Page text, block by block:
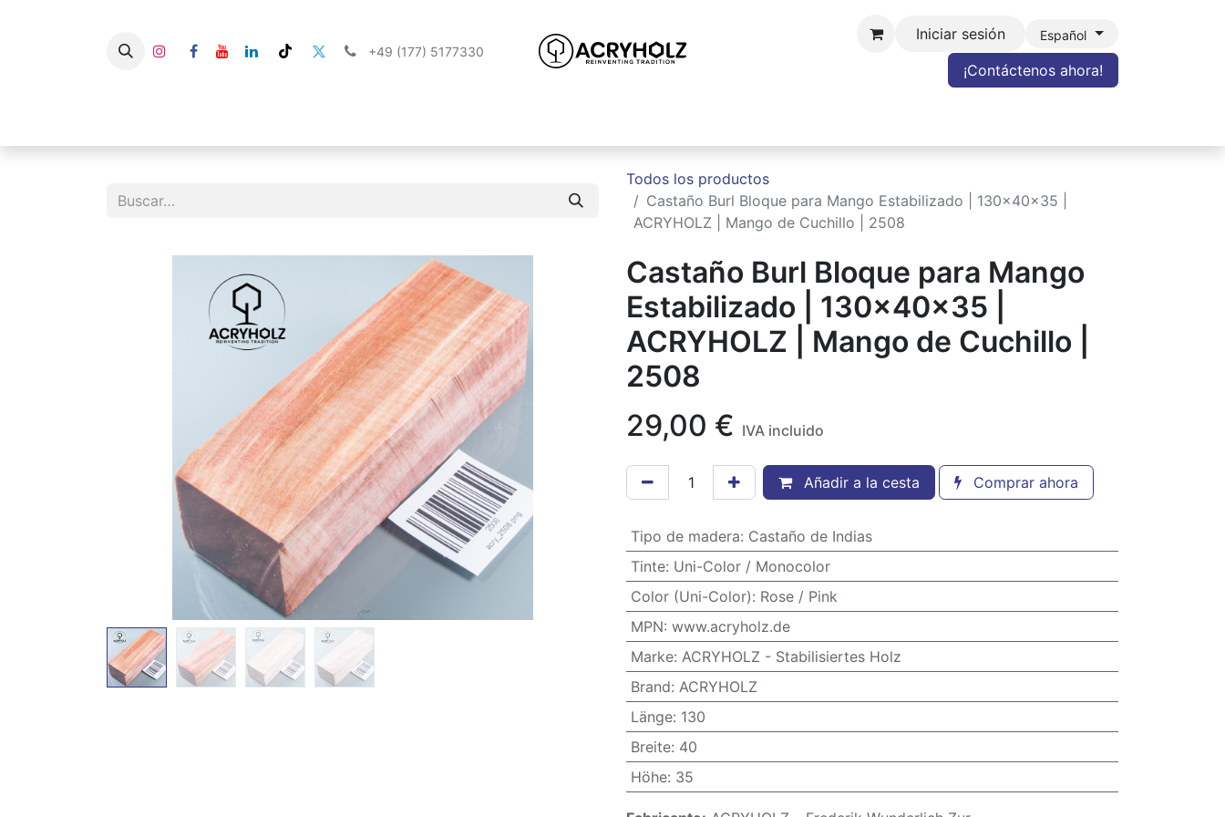
+49 (177) 5177330
Iniciar sesión Español
¡Contáctenos ahora!
Todos los productos
Castaño Burl Bloque para Mango Estabilizado | 130x40x35 |
ACRYHOLZ | Mango de Cuchillo | 2508
Castaño Burl Bloque para Mango
Estabilizado | 130x40x35 |
ACRYHOLZ | Mango de Cuchillo |
2508
29,00 € IVA incluido
Añadir a la cesta Comprar ahora
Tipo de madera: Castaño de Indias
Tinte: Uni-Color / Monocolor
Color (Uni-Color): Rose / Pink
MPN: www.acryholz.de
Marke: ACRYHOLZ - Stabilisiertes Holz
Brand: ACRYHOLZ
Länge: 130
Breite: 40
Höhe: 35